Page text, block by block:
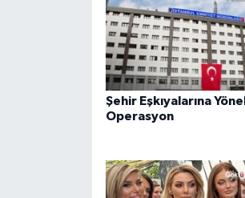
Şehir Eşkıyalarına
Operasyon